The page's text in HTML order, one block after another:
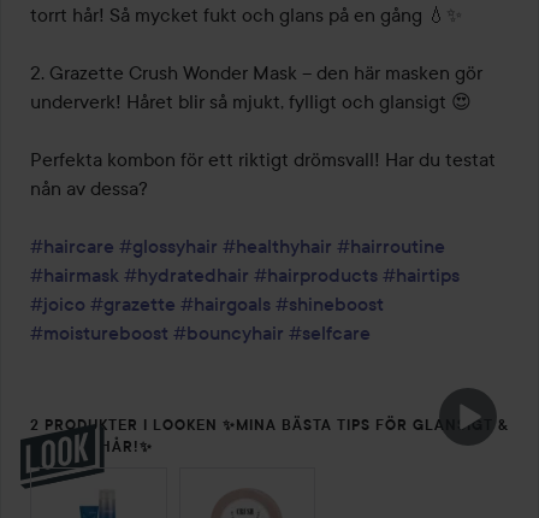
torrt hår! Så mycket fukt och glans på en gång 💧✨
2. Grazette Crush Wonder Mask – den här masken gör
underverk! Håret blir så mjukt, fylligt och glansigt 😍
Perfekta kombon för ett riktigt drömsvall! Har du testat
nån av dessa?
#haircare #glossyhair #healthyhair #hairroutine
#hairmask #hydratedhair #hairproducts #hairtips
#joico #grazette #hairgoals #shineboost
#moistureboost #bouncyhair #selfcare
2 PRODUKTER I LOOKEN ✨MINA BÄSTA TIPS FÖR GLANSIGT &
FYLLIGT HÅR!✨